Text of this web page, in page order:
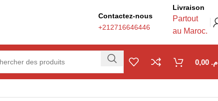
Contactez-nous
+212716646446
Livraison
Partout
au Maroc.